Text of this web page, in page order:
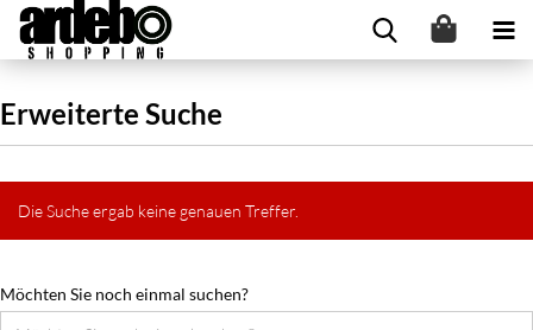
Erweiterte Suche
Die Suche ergab keine genauen Treffer.
Möchten Sie noch einmal suchen?